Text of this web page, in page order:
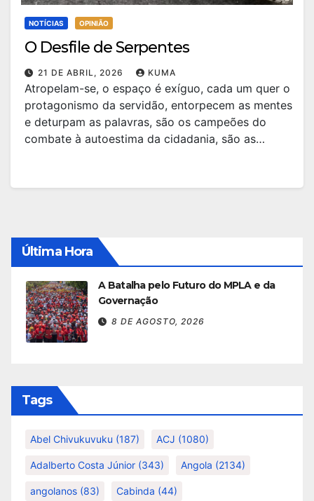
NOTÍCIAS OPINIÃO
O Desfile de Serpentes
21 DE ABRIL, 2026 KUMA
Atropelam-se, o espaço é exíguo, cada um quer o
protagonismo da servidão, entorpecem as mentes
e deturpam as palavras, são os campeões do
combate à autoestima da cidadania, são as…
Última Hora
A Batalha pelo Futuro do MPLA e da
Governação
8 DE AGOSTO, 2026
Tags
Abel Chivukuvuku (187) ACJ (1080)
Adalberto Costa Júnior (343) Angola (2134)
angolanos (83) Cabinda (44)